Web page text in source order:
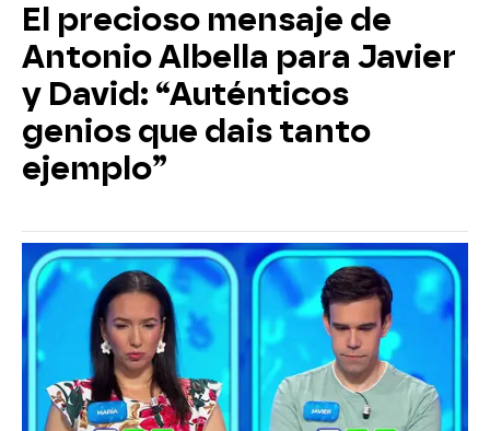
El precioso mensaje de
Antonio Albella para Javier
y David: “Auténticos
genios que dais tanto
ejemplo”